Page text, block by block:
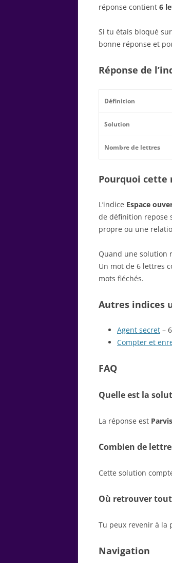
réponse contient 6
Si tu étais bloqué
bonne réponse et
Réponse de
Définition
Solution
Nombre de lettres
Pourquoi cette
L’indice Espace
de définition repose
propre ou une
Quand une solution
Un mot de 6 lettres
mots fléchés.
Autres indices
Agent secret –
Compter et
FAQ
Quelle est la
La réponse est Parvis
Combien de
Cette solution
Où retrouver
Tu peux revenir à la
Navigation